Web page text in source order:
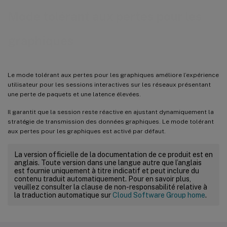
Le mode tolérant aux pertes pour les graphiques améliore l’expérience
utilisateur pour les sessions interactives sur les réseaux présentant
une perte de paquets et une latence élevées.
Il garantit que la session reste réactive en ajustant dynamiquement la
stratégie de transmission des données graphiques. Le mode tolérant
aux pertes pour les graphiques est activé par défaut.
La version officielle de la documentation de ce produit est en
anglais. Toute version dans une langue autre que l’anglais
est fournie uniquement à titre indicatif et peut inclure du
contenu traduit automatiquement. Pour en savoir plus,
veuillez consulter la clause de non-responsabilité relative à
la traduction automatique surCloud Software Group home.